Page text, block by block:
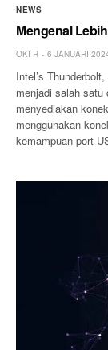
NEWS
Mengenal
OKI R 6 JANUARI
Intel’s
menjadi salah
menyediakan
menggunakan
kemampuan port